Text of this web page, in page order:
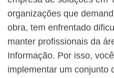
organizações que
obra, tem enfrentado
manter profissionais da
Informação. Por isso,
implementar um conjunto